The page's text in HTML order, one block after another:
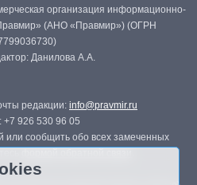
организация информационно-
(АНО «Правмир») (ОГРН
Данилова А.А.
редакции: info@pravmir.ru
926 530 96 05
или сообщить обо всех замеченных